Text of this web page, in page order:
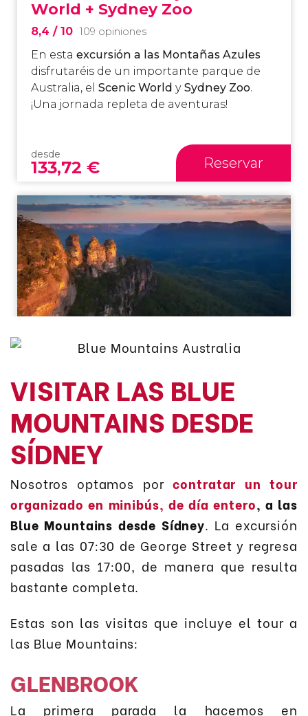
VISITAR LAS BLUE
MOUNTAINS DESDE
SÍDNEY
Nosotros optamos porcontratar un tour
organizado en minibús, de día entero, a las
Blue Mountains desde Sídney. La excursión
sale a las 07:30 de George Street y regresa
pasadas las 17:00, de manera que resulta
bastante completa.
Estas son las visitas que incluye el tour a
las Blue Mountains:
GLENBROOK
La primera parada la hacemos en